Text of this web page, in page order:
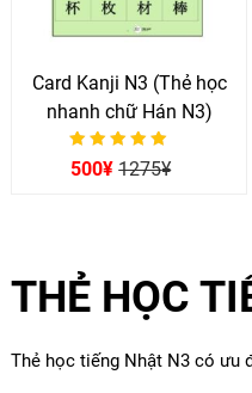
Card Kanji N3 (Thẻ học
nhanh chữ Hán N3)
Được xếp hạng
0
500¥ 1275¥
THẺ HỌC
Thẻ học tiếng Nhật N3 có ưu